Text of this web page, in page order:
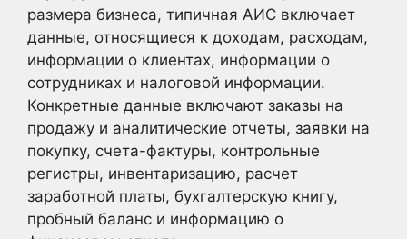
размера бизнеса, типичная АИС включает
данные, относящиеся к доходам, расходам,
информации о клиентах, информации о
сотрудниках и налоговой информации.
Конкретные данные включают заказы на
продажу и аналитические отчеты, заявки на
покупку, счета-фактуры, контрольные
регистры, инвентаризацию, расчет
заработной платы, бухгалтерскую книгу,
пробный баланс и информацию о